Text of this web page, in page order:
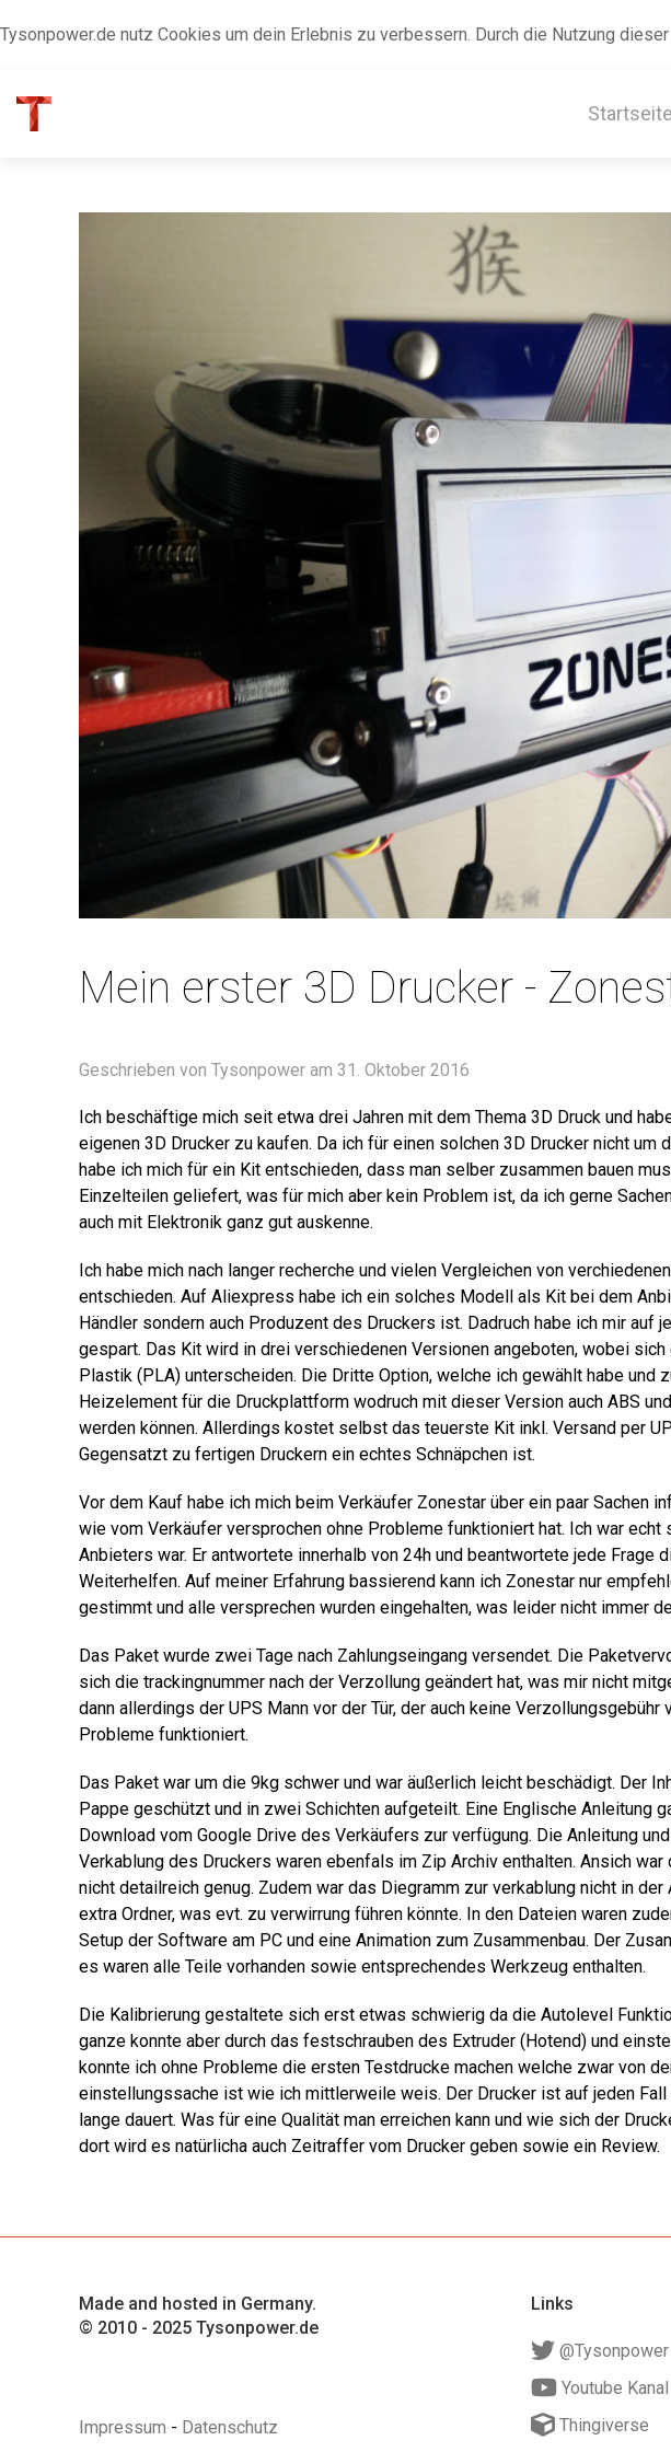
Tysonpower.de nutz Cookies um dein Erlebnis zu verbessern. Durch die Nutzung
Startseite
Mein erster 3D Drucker -
Geschrieben von Tysonpower am 31. Oktober 2016
Ich beschäftige mich seit etwa drei Jahren mit dem Thema 3D Druck und
eigenen 3D Drucker zu kaufen. Da ich für einen solchen 3D Drucker nicht um
habe ich mich für ein Kit entschieden, dass man selber zusammen bauen
Einzelteilen geliefert, was für mich aber kein Problem ist, da ich gerne
auch mit Elektronik ganz gut auskenne.
Ich habe mich nach langer recherche und vielen Vergleichen von
entschieden. Auf Aliexpress habe ich ein solches Modell als Kit bei dem
Händler sondern auch Produzent des Druckers ist. Dadruch habe ich mir auf
gespart. Das Kit wird in drei verschiedenen Versionen angeboten, wobei
Plastik (PLA) unterscheiden. Die Dritte Option, welche ich gewählt habe und
Heizelement für die Druckplattform wodruch mit dieser Version auch ABS
werden können. Allerdings kostet selbst das teuerste Kit inkl. Versand per
Gegensatzt zu fertigen Druckern ein echtes Schnäpchen ist.
Vor dem Kauf habe ich mich beim Verkäufer Zonestar über ein paar Sachen
wie vom Verkäufer versprochen ohne Probleme funktioniert hat. Ich war
Anbieters war. Er antwortete innerhalb von 24h und beantwortete jede Frage
Weiterhelfen. Auf meiner Erfahrung bassierend kann ich Zonestar nur
gestimmt und alle versprechen wurden eingehalten, was leider nicht immer
Das Paket wurde zwei Tage nach Zahlungseingang versendet. Die
sich die trackingnummer nach der Verzollung geändert hat, was mir nicht
dann allerdings der UPS Mann vor der Tür, der auch keine
Probleme funktioniert.
Das Paket war um die 9kg schwer und war äußerlich leicht beschädigt. Der
Pappe geschützt und in zwei Schichten aufgeteilt. Eine Englische Anleitung
Download vom Google Drive des Verkäufers zur verfügung. Die Anleitung
Verkablung des Druckers waren ebenfals im Zip Archiv enthalten. Ansich
nicht detailreich genug. Zudem war das Diegramm zur verkablung nicht in
extra Ordner, was evt. zu verwirrung führen könnte. In den Dateien waren
Setup der Software am PC und eine Animation zum Zusammenbau. Der
es waren alle Teile vorhanden sowie entsprechendes Werkzeug enthalten.
Die Kalibrierung gestaltete sich erst etwas schwierig da die Autolevel
ganze konnte aber durch das festschrauben des Extruder (Hotend) und
konnte ich ohne Probleme die ersten Testdrucke machen welche zwar von
einstellungssache ist wie ich mittlerweile weis. Der Drucker ist auf jeden
lange dauert. Was für eine Qualität man erreichen kann und wie sich der
dort wird es natürlicha auch Zeitraffer vom Drucker geben sowie ein Review.
Made and hosted in Germany.
© 2010 - 2025 Tysonpower.de
Impressum - Datenschutz
Links
@Tysonpower
Youtube Kanal
Thingiverse